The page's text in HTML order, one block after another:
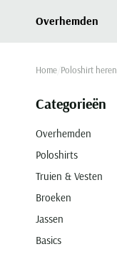
Overhemden
Home Poloshirt heren
Categorieën
Overhemden
Poloshirts
Truien & Vesten
Broeken
Jassen
Basics